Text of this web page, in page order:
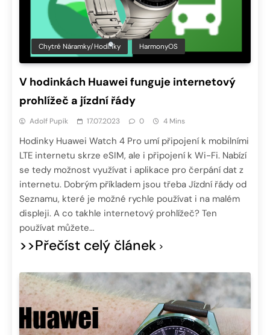
Chytré Náramky/hodinky HarmonyOS
V hodinkách Huawei funguje internetový
prohlížeč a jízdní řády
Adolf Pupík 17.07.2023 0 4 Mins
Hodinky Huawei Watch 4 Pro umí připojení k mobilními
LTE internetu skrze eSIM, ale i připojení k Wi-Fi. Nabízí
se tedy možnost využívat i aplikace pro čerpání dat z
internetu. Dobrým příkladem jsou třeba Jízdní řády od
Seznamu, které je možné rychle používat i na malém
displeji. A co takhle internetový prohlížeč? Ten
používat můžete…
>>Přečíst celý článek